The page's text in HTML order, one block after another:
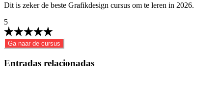
Dit is zeker de beste Grafikdesign cursus om te leren in 2026.
5
Ga naar de cursus
Entradas relacionadas